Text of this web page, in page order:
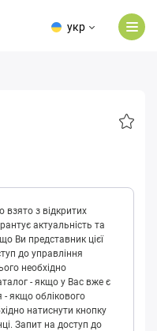
укр
взято з відкритих
актуальність та
Ви представник цієї
до управління
необхідно
- якщо у Вас вже є
- якщо облікового
натиснути кнопку
Запит на доступ до